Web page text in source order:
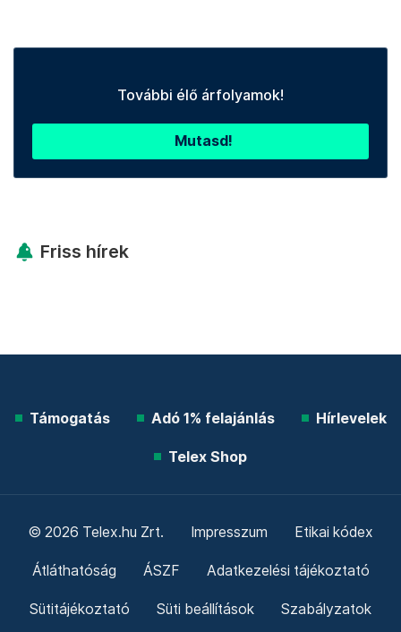
További élő árfolyamok!
Mutasd!
Friss hírek
Támogatás Adó 1% felajánlás Hírlevelek
Telex Shop
© 2026 Telex.hu Zrt. Impresszum Etikai kódex
Átláthatóság ÁSZF Adatkezelési tájékoztató
Sütitájékoztató Süti beállítások Szabályzatok